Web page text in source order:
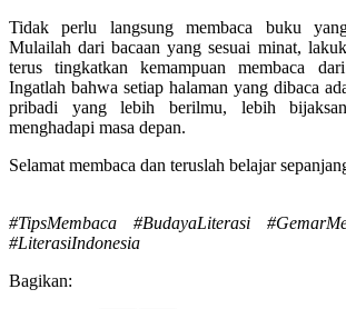
Tidak perlu langsung membaca buku
Mulailah dari bacaan yang sesuai minat,
terus tingkatkan kemampuan membaca
Ingatlah bahwa setiap halaman yang dibaca
pribadi yang lebih berilmu, lebih
menghadapi masa depan.
Selamat membaca dan teruslah belajar
#TipsMembaca #BudayaLiterasi
#LiterasiIndonesia
Bagikan: